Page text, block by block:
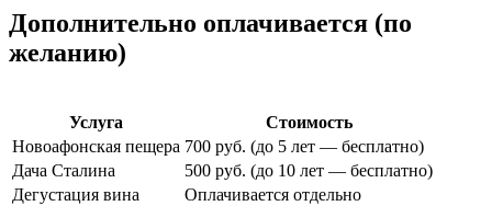
Дополнительно оплачивается (по
желанию)
Услуга
Стоимость
Новоафонская пещера 700 руб. (до 5 лет — бесплатно)
Дача Сталина
500 руб. (до 10 лет — бесплатно)
Дегустация вина
Оплачивается отдельно